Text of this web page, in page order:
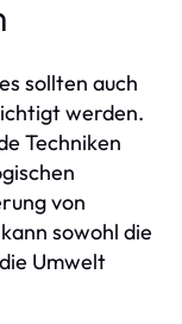
sollten auch
werden.
Techniken
von
sowohl die
Umwelt